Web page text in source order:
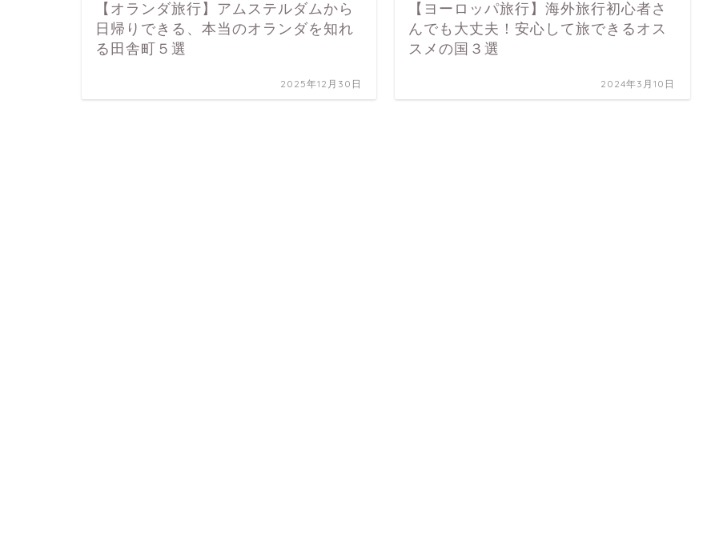
【オランダ旅行】アムステルダムから
日帰りできる、本当のオランダを知れ
る田舎町５選
2025年12月30日
【ヨーロッパ旅行】海外旅行初心者さ
んでも大丈夫！安心して旅できるオス
スメの国３選
2024年3月10日